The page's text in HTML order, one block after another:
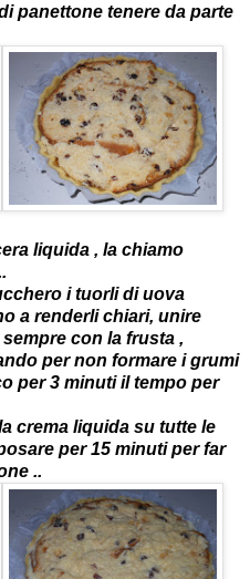
panettone tenere da parte
liquida , la chiamo
i tuorli di uova
a renderli chiari, unire
con la frusta ,
per non formare i grumi
per 3 minuti il tempo per
crema liquida su tutte le
per 15 minuti per far
..